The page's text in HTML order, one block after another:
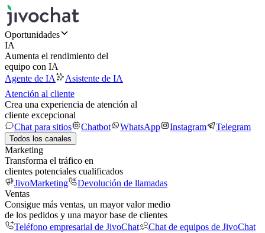
Oportunidades
IA
Aumenta el rendimiento del
equipo con IA
Agente de IA
Asistente de IA
Atención al cliente
Crea una experiencia de atención al
cliente excepcional
Chat para sitios
Chatbot WhatsApp Instagram Telegram
Todos los canales
Marketing
Transforma el tráfico en
clientes potenciales cualificados
JivoMarketing
Devolución de llamadas
Ventas
Consigue más ventas, un mayor valor medio
de los pedidos y una mayor base de clientes
Teléfono empresarial de JivoChat
Chat de equipos de JivoChat